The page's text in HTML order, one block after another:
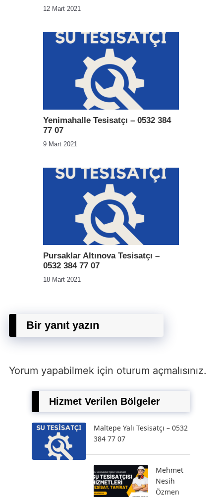
12 Mart 2021
Yenimahalle Tesisatçı – 0532 384
77 07
9 Mart 2021
Pursaklar Altınova Tesisatçı –
0532 384 77 07
18 Mart 2021
Bir yanıt yazın
Yorum yapabilmek için oturum açmalısınız.
Hizmet Verilen Bölgeler
Maltepe Yalı Tesisatçı – 0532
384 77 07
Mehmet
Nesih
Özmen